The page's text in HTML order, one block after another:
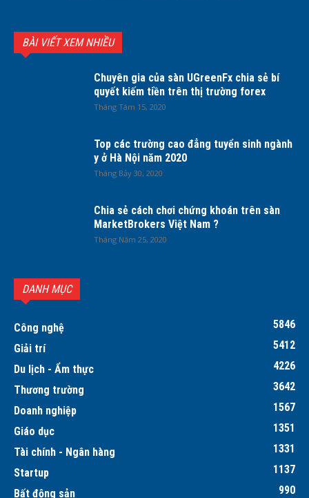
BÀI VIẾT XEM NHIỀU
Chuyên gia của sàn UGreenFx chia sẻ bí
quyết kiếm tiền trên thị trường forex
Tháng Tám 15, 2020
Top các trường cao đẳng tuyển sinh ngành
y ở Hà Nội năm 2020
Tháng Bảy 30, 2020
Chia sẻ cách chơi chứng khoán trên sàn
MarketBrokers Việt Nam ?
Tháng Năm 25, 2020
DANH MỤC
Công nghệ
5846
Giải trí
5412
Du lịch - Ẩm thực
4226
Thương trường
3642
Doanh nghiệp
1567
Giáo dục
1351
Tài chính - Ngân hàng
1331
Startup
1137
Bất động sản
990